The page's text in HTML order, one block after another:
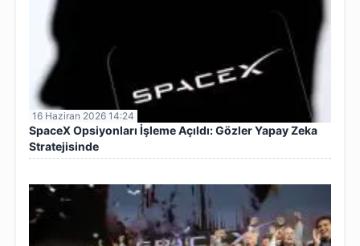
16 Haziran 2026 14:24
SpaceX Opsiyonları İşleme Açıldı: Gözler Yapay Zeka
Stratejisinde